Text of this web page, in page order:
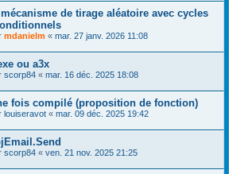
de tirage aléatoire avec cycles
mdanielm « mar. 27 janv. 2026 11:08
ou a3x
scorp84 « mar. 16 déc. 2025 18:08
fois compilé (proposition de fonction)
louiseravot « mar. 09 déc. 2025 19:42
scorp84 « ven. 21 nov. 2025 21:25